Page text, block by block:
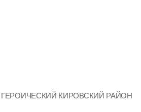
КИРОВСКИЙ РАЙОН